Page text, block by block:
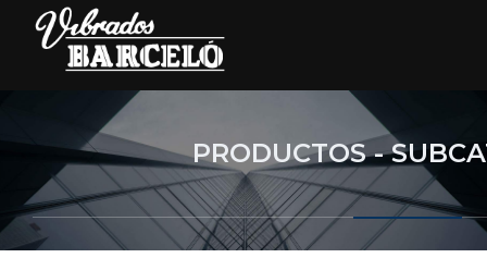
PRODUCTOS -